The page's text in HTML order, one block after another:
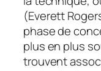
(Everett
phase de
plus en plus
trouvent